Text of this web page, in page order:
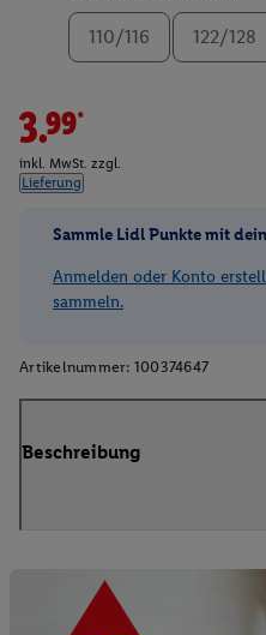
110/116 122/128
3.99*
inkl. MwSt. zzgl.
Lieferung
Sammle Lidl Punkte mit
Anmelden oder Konto
sammeln.
Artikelnummer: 100374647
Beschreibung